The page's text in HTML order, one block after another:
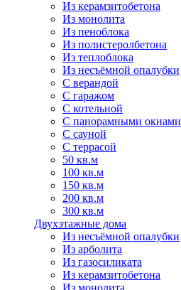
Из керамзитобетона
Из монолита
Из пеноблока
Из полистеролбетона
Из теплоблока
Из несъёмной опалубки
С верандой
С гаражом
С котельной
С панорамными окнами
С сауной
С террасой
50 кв.м
100 кв.м
150 кв.м
200 кв.м
300 кв.м
Двухэтажные дома
Из несъёмной опалубки
Из арболита
Из газосиликата
Из керамзитобетона